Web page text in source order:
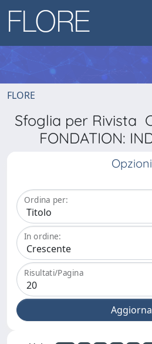
FLORE
Sfoglia per Rivista
FONDATION:
Opzioni
Ordina per:
In ordine:
Risultati/Pagina